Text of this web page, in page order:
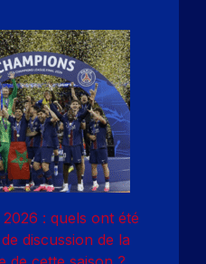
: quels ont été
discussion de la